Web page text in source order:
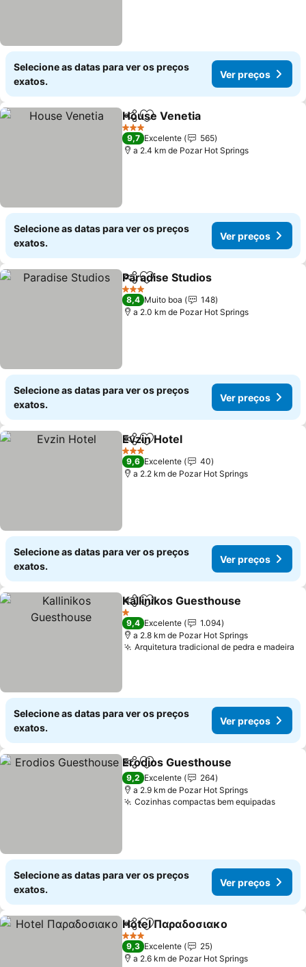
Selecione as datas para ver os preços
exatos.
Ver preços
PartilharAdicionar aos favoritos
House Venetia
3 Estrelas
9,7 Excelente
565
a 2.4 km de Pozar Hot Springs
Selecione as datas para ver os preços
exatos.
Ver preços
PartilharAdicionar aos favoritos
Paradise Studios
3 Estrelas
8,4 Muito boa
148
a 2.0 km de Pozar Hot Springs
Selecione as datas para ver os preços
exatos.
Ver preços
PartilharAdicionar aos favoritos
Evzin Hotel
3 Estrelas
9,6 Excelente
40
a 2.2 km de Pozar Hot Springs
Selecione as datas para ver os preços
exatos.
Ver preços
PartilharAdicionar aos favoritos
Kallinikos Guesthouse
1 Estrelas
9,4 Excelente
1.094
a 2.8 km de Pozar Hot Springs
Arquitetura tradicional de pedra e madeira
Selecione as datas para ver os preços
exatos.
Ver preços
PartilharAdicionar aos favoritos
Erodios Guesthouse
9,2 Excelente
264
a 2.9 km de Pozar Hot Springs
Cozinhas compactas bem equipadasVer
Selecione as datas para ver os preços
exatos.
Ver preços
PartilharAdicionar aos favoritos
Hotel Παραδοσιακο
3 Estrelas
9,3 Excelente
25
a 2.6 km de Pozar Hot Springs